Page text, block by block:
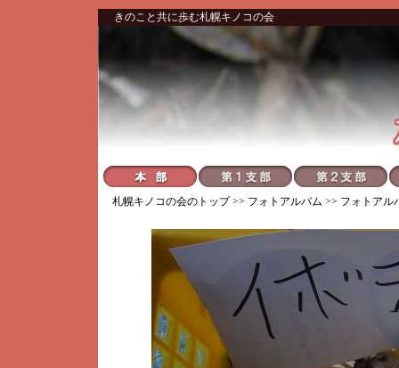
きのこと共に歩む札幌キノコの会
札幌キノコの会のトップ >> フォトアルバム >> フォトアル